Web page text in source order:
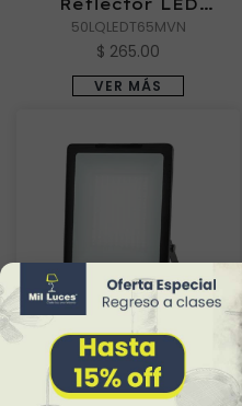
Reflector LED
Exterior ZIBAL IV de
Luz de Día
50LQLEDT65MVN
$ 265.00
VER MÁS
Reflector LED
Exterior ZIBAL VII
200LQLEDT65MVN